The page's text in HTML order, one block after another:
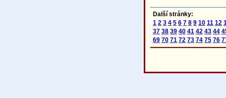
Další stránky:
1 2 3 4 5 6 7 8 9 10 11 12
37 38 39 40 41 42 43 44
69 70 71 72 73 74 75 76